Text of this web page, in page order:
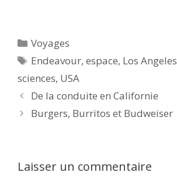
Catégories
Voyages
Étiquettes
Endeavour,espace, Los Angeles
sciences, USA
De la conduite en Californie
Burgers, Burritos et Budweiser
Laisser un commentaire